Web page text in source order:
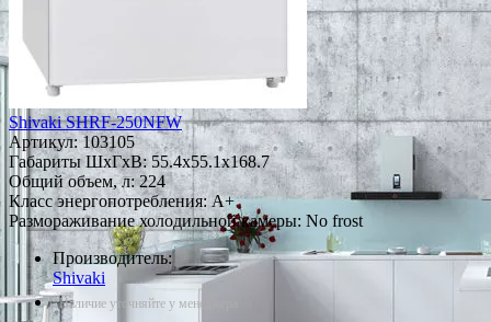
Shivaki SHRF-250NFW
Артикул: 103105
Габариты ШxГxВ: 55.4x55.1x168.7
Общий объем, л: 224
Класс энергопотребления: A+
Размораживание холодильной камеры: No frost
Производитель:
Shivaki
*Наличие уточняйте у менеджера